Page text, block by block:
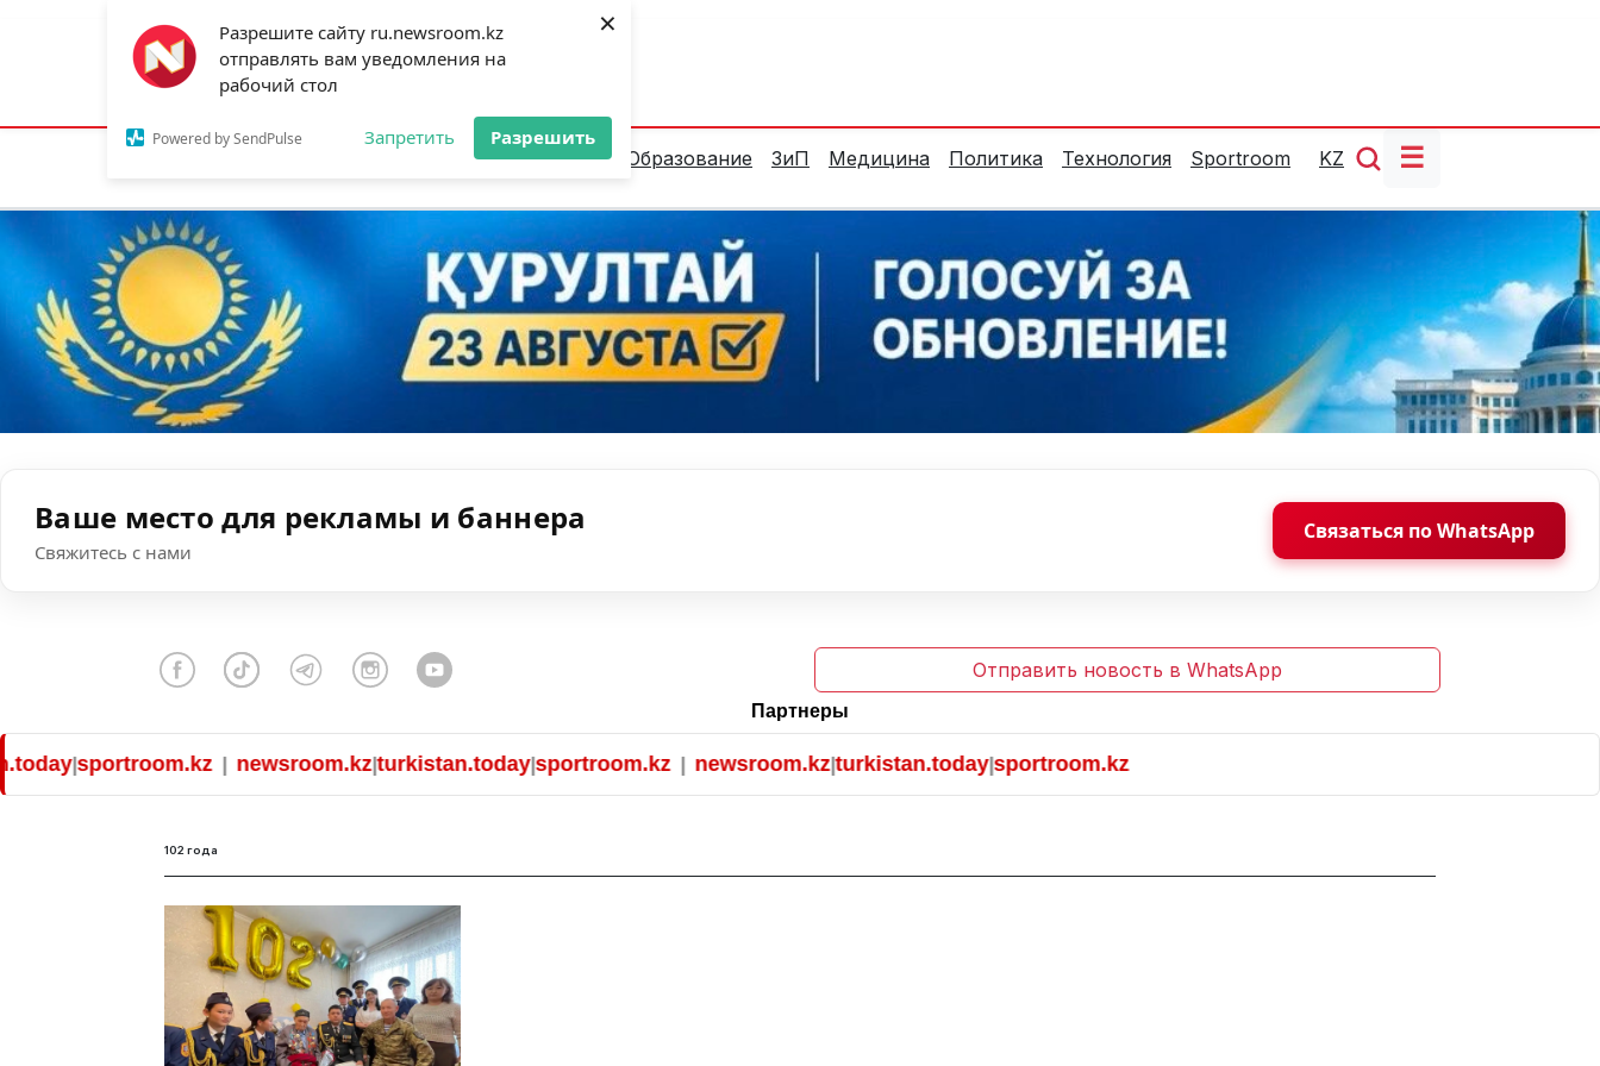
Разрешите сайту ru.newsroom.kz
отправлять вам уведомления на
рабочий стол
Powered by SendPulse Запретить Разрешить
×
Астана:21°C Алматы:27°C Шымкент:
Новости Аналитика Образование ЗиП Медицина Политика Технология Sportroom KZ ☰
Ваше место для рекламы и баннера
Свяжитесь с нами
Связаться по WhatsApp
Отправить новость в WhatsApp
Партнеры
|sportroom.kz|newsroom.kz|turkistan.today|sportroom.kz|newsroom.kz|turkistan.today|sportroom.kz
102 года